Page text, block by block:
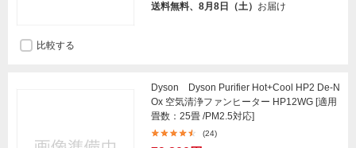
送料無料、8月8日（土） お届け
比較する
Dyson Dyson Purifier Hot+Cool HP2 De-N
Ox 空気清浄ファンヒーター HP12WG [適用
畳数：25畳 /PM2.5対応]
(24)